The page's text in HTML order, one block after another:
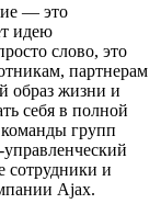
— это
идею
слово, это
партнерам
образ жизни и
себя в полной
групп
и
Ajax.